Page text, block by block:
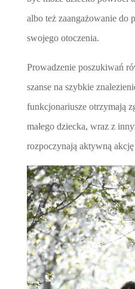
albo też zaangażowanie do
swojego otoczenia.
Prowadzenie poszukiwań
szanse na szybkie
funkcjonariusze otrzymają
małego dziecka, wraz z
rozpoczynają aktywną